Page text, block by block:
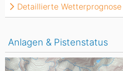
Detaillierte Wetterprognose
Anlagen & Pistenstatus